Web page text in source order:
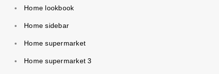
Home lookbook
Home sidebar
Home supermarket
Home supermarket 3